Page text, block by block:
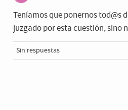
Teníamos que ponernos tod@s
juzgado por esta cuestión, sino
Sin respuestas